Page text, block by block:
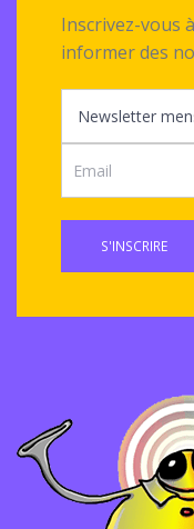
Inscrivez-vous
informer des
S'INSCRIRE